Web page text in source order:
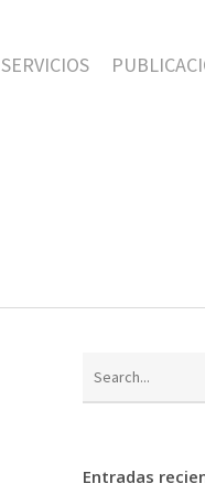
SERVICIOS
Entradas